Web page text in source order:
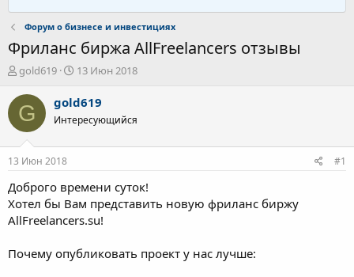
Форум о бизнесе и инвестициях
Фриланс биржа AllFreelancers отзывы
А
т
о
р
е
м
ы
gold619
Д
т
н
л
13 Июн 2018
G gold619
Интересующийся
13 Июн 2018 #1
Доброго времени суток!
Хотел бы Вам представить новую фриланс биржу
AllFreelancers.su!
Почему опубликовать проект у нас лучше: